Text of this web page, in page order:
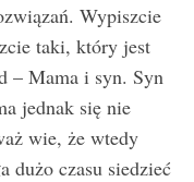
Wypiszcie
taki, który jest
– Mama i syn. Syn
jednak się nie
wie, że wtedy
dużo czasu siedzieć